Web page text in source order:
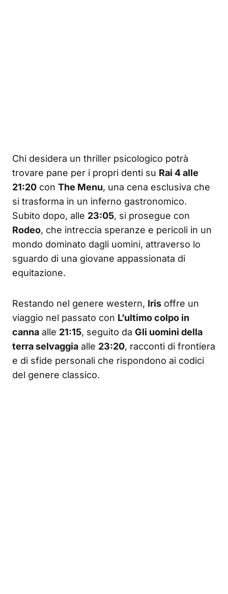
Chi desidera un thriller psicologico potrà
trovare pane per i propri denti su Rai 4 alle
21:20 con The Menu, una cena esclusiva che
si trasforma in un inferno gastronomico.
Subito dopo, alle 23:05, si prosegue con
Rodeo, che intreccia speranze e pericoli in un
mondo dominato dagli uomini, attraverso lo
sguardo di una giovane appassionata di
equitazione.
Restando nel genere western, Iris offre un
viaggio nel passato con L’ultimo colpo in
canna alle 21:15, seguito da Gli uomini della
terra selvaggia alle 23:20, racconti di frontiera
e di sfide personali che rispondono ai codici
del genere classico.